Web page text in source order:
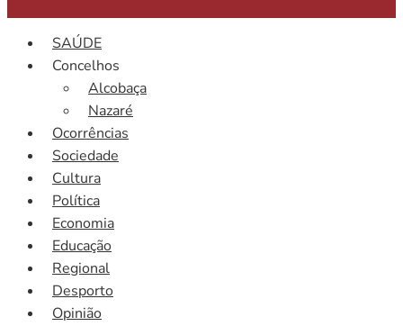
SAÚDE
Concelhos
Alcobaça
Nazaré
Ocorrências
Sociedade
Cultura
Política
Economia
Educação
Regional
Desporto
Opinião